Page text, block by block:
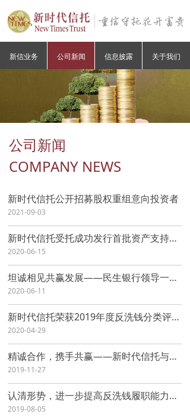
新信业务 公司新闻 信息披露 关于我们
公司新闻
COMPANY NEWS
新时代信托公开招募股权重组意向投资者
2021-09-03
新时代信托受托成功发行首批资产支持商业票据（ABCP）
2020-06-15
坦诚相见共赢发展——民生银行领导一行到公司座谈交流
2020-06-11
新时代信托荣获2019年度反洗钱分类评级“A级”称号
2020-04-29
精诚合作，携手共赢——新时代信托与兴业银行业务合作座谈会
2019-11-27
认清形势，进一步提高反洗钱履职能力——公司成功召开2019年度反洗钱工作会议
2019-08-05